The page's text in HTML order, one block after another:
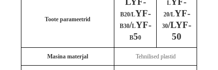
Toote parameetrid
B20/LYF-
B30/LYF-
B50
L
20/LYF-
30/LYF-
50
Masina materjal Tehnilised plastid